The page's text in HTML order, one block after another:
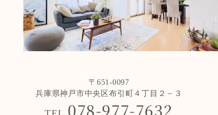
〒651-0097
兵庫県神戸市中央区布引町４丁目２－３
078-977-7632